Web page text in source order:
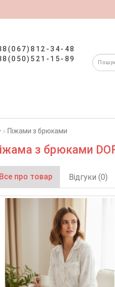
34-48
15-89
Піжами з брюками
з брюками
Все про товар Відгуки (0)